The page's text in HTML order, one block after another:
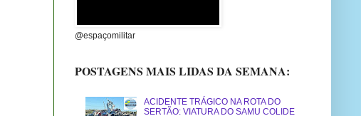
@espaçomilitar
POSTAGENS MAIS LIDAS DA SEMANA:
ACIDENTE TRÁGICO NA ROTA DO
SERTÃO: VIATURA DO SAMU COLIDE